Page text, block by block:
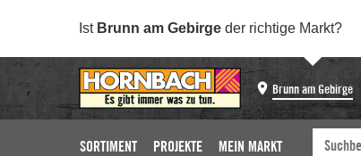
Ist Brunn am Gebirge der richtige Markt?
Brunn am Gebirge
SORTIMENT PROJEKTE MEIN MARKT